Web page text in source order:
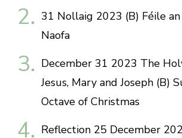
31 Nollaig 2023 (B) Féile
Naofa
December 31 2023 The
Jesus, Mary and Joseph (B)
Octave of Christmas
Reflection 25 December